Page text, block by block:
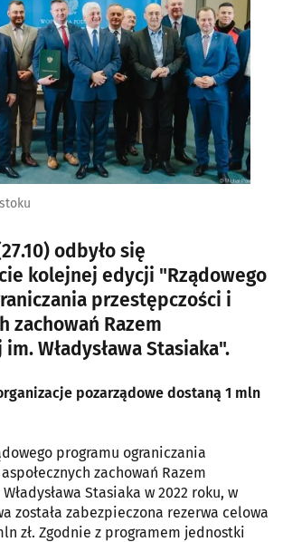
odbyło się
kolejnej edycji "Rządowego
przestępczości i
zachowań Razem
Władysława Stasiaka".
pozarządowe dostaną 1 mln
programu ograniczania
zachowań Razem
Stasiaka w 2022 roku, w
została zabezpieczona rezerwa celowa
zł. Zgodnie z programem jednostki